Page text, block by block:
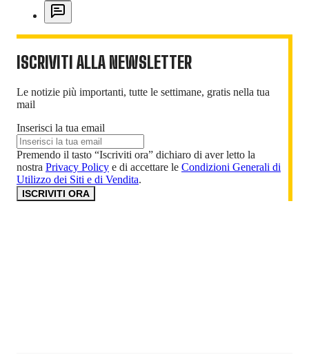
ISCRIVITI ALLA NEWSLETTER
Le notizie più importanti, tutte le settimane, gratis nella tua
mail
Inserisci la tua email
Premendo il tasto “Iscriviti ora” dichiaro di aver letto la
nostra Privacy Policy e di accettare le Condizioni Generali di
Utilizzo dei Siti e di Vendita.
ISCRIVITI ORA